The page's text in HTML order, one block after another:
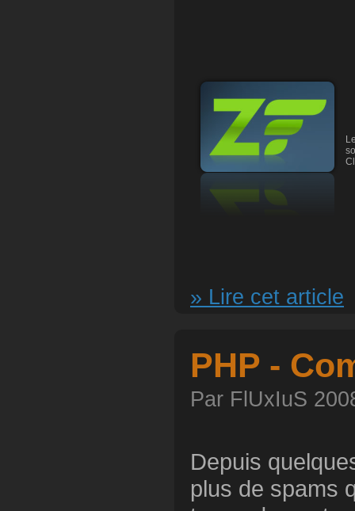
» Lire cet article
PHP -
Par FlUxIuS
Depuis
plus de spams